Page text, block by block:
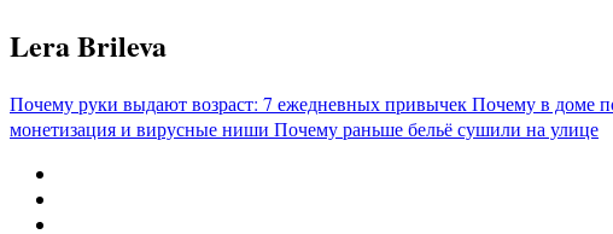
Перейти
к
Lera Brileva
Почему руки выдают возраст: 7 ежедневных привычекПочему в доме
монетизация и вирусные ниши Почему раньше бельё сушили на улице